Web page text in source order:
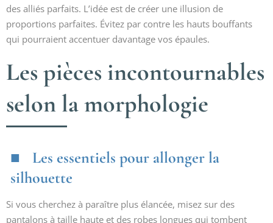
des alliés parfaits. L’idée est de créer une illusion de
proportions parfaites. Évitez par contre les hauts bouffants
qui pourraient accentuer davantage vos épaules.
Les pièces incontournables
selon la morphologie
Les essentiels pour allonger la
silhouette
Si vous cherchez à paraître plus élancée, misez sur des
pantalons à taille haute et des robes longues qui tombent